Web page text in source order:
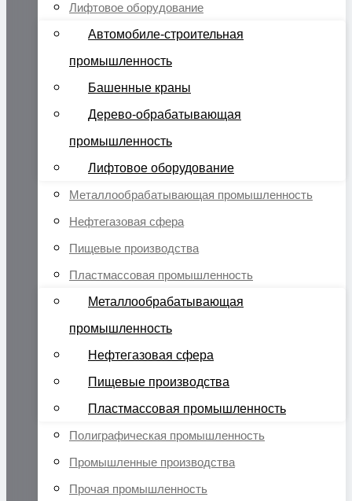
Лифтовое оборудование
Автомобиле-строительная
промышленность
Башенные краны
Дерево-обрабатывающая
промышленность
Лифтовое оборудование
Металлообрабатывающая промышленность
Нефтегазовая сфера
Пищевые производства
Пластмассовая промышленность
Металлообрабатывающая
промышленность
Нефтегазовая сфера
Пищевые производства
Пластмассовая промышленность
Полиграфическая промышленность
Промышленные производства
Прочая промышленность